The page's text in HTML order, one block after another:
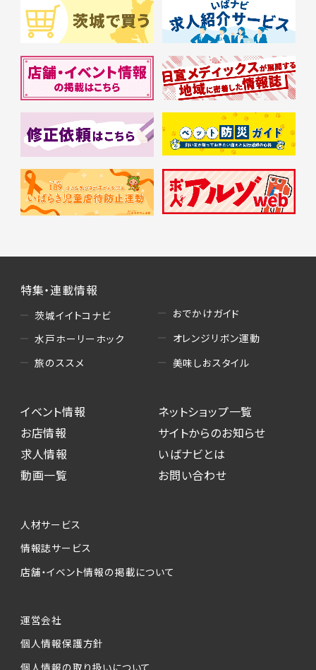
特集・連載情報
茨城イイトコナビ
水戸ホーリーホック
旅のススメ
おでかけガイド
オレンジリボン運動
美味しおスタイル
イベント情報
お店情報
求人情報
動画一覧
ネットショップ一覧
サイトからのお知らせ
いばナビとは
お問い合わせ
人材サービス
情報誌サービス
店舗・イベント情報の掲載について
運営会社
個人情報保護方針
個人情報の取り扱いについて